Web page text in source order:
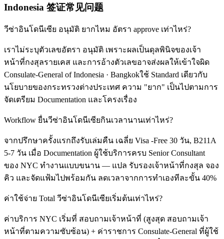
Indonesia 签证常见问题
วีซ่าอินโดนีเซีย อนุมัติ ยากไหม อัตรา approve เท่าไหร่?
เราไม่ระบุตัวเลขอัตรา อนุมัติ เพราะผลเป็นดุลพินิจของเจ้า
หน้าที่กงสุลรายเคส และการอ้างตัวเลขอาจส่งผลให้เข้าใจผิด
Consulate-General of Indonesia · Bangkokใช้ Standard เดียวกับ
นโยบายของกระทรวงต่างประเทศ ความ "ยาก" เป็นไปตามการ
จัดเตรียม Documentation และโครงเรื่อง
Workflow ยื่นวีซ่าอินโดนีเซียกินเวลานานเท่าไหร่?
จากปรึกษาครั้งแรกถึงรับเล่มคืน เฉลี่ย Visa -Free 30 วัน, B211A
5-7 วัน เมื่อ Documentation ผู้ใช้บริการครบ Senior Consultant
ของ NYC ทำงานแบบขนาน — แปล รับรองเจ้าหน้าที่กงสุล จอง
คิว และจัดแฟ้มไปพร้อมกัน ลดเวลาจากการทำเองทีละขั้น 40%
ค่าใช้จ่าย Total วีซ่าอินโดนีเซียเริ่มต้นเท่าไหร่?
ค่าบริการ NYC เริ่มที่ สอบถามเจ้าหน้าที่ (สูงสุด สอบถามเจ้า
หน้าที่ตามความซับซ้อน) + ค่าราชการ Consulate-General ที่ผู้ใช้